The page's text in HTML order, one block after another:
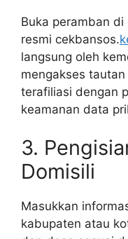
Buka peramban
resmi cekbansos.
langsung oleh
mengakses
terafiliasi dengan
keamanan data
3.
Domisili
Masukkan
kabupaten atau